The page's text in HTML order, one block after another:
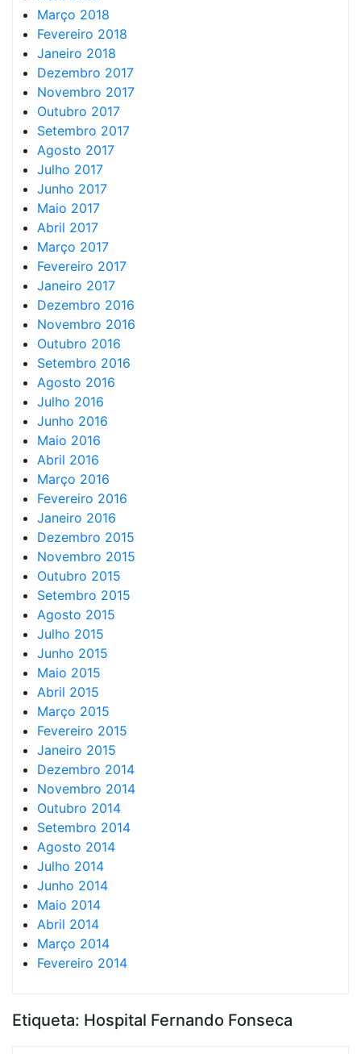
Março 2018
Fevereiro 2018
Janeiro 2018
Dezembro 2017
Novembro 2017
Outubro 2017
Setembro 2017
Agosto 2017
Julho 2017
Junho 2017
Maio 2017
Abril 2017
Março 2017
Fevereiro 2017
Janeiro 2017
Dezembro 2016
Novembro 2016
Outubro 2016
Setembro 2016
Agosto 2016
Julho 2016
Junho 2016
Maio 2016
Abril 2016
Março 2016
Fevereiro 2016
Janeiro 2016
Dezembro 2015
Novembro 2015
Outubro 2015
Setembro 2015
Agosto 2015
Julho 2015
Junho 2015
Maio 2015
Abril 2015
Março 2015
Fevereiro 2015
Janeiro 2015
Dezembro 2014
Novembro 2014
Outubro 2014
Setembro 2014
Agosto 2014
Julho 2014
Junho 2014
Maio 2014
Abril 2014
Março 2014
Fevereiro 2014
Etiqueta: Hospital Fernando Fonseca